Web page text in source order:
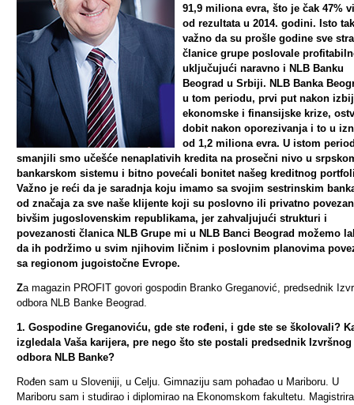
91,9 miliona evra, što je čak 47%
od rezultata u 2014. godini. Isto
važno da su prošle godine sve
članice grupe poslovale
uključujući naravno i NLB Banku
Beograd u Srbiji. NLB Banka
u tom periodu, prvi put nakon
ekonomske i finansijske krize,
dobit nakon oporezivanja i to u
od 1,2 miliona evra. U istom
smanjili smo učešće nenaplativih kredita na prosečni nivo u
bankarskom sistemu i bitno povećali bonitet našeg kreditnog
Važno je reći da je saradnja koju imamo sa svojim sestrinskim
od značaja za sve naše klijente koji su poslovno ili privatno
bivšim jugoslovenskim republikama, jer zahvaljujući strukturi i
povezanosti članica NLB Grupe mi u NLB Banci Beograd možemo
da ih podržimo u svim njihovim ličnim i poslovnim planovima
sa regionom jugoistočne Evrope.
Za magazin PROFIT govori gospodin Branko Greganović, predsednik
odbora NLB Banke Beograd.
1. Gospodine Greganoviću, gde ste rođeni, i gde ste se školovali?
izgledala Vaša karijera, pre nego što ste postali predsednik Izvršnog
odbora NLB Banke?
Rođen sam u Sloveniji, u Celju. Gimnaziju sam pohađao u Mariboru. U
Mariboru sam i studirao i diplomirao na Ekonomskom fakultetu.